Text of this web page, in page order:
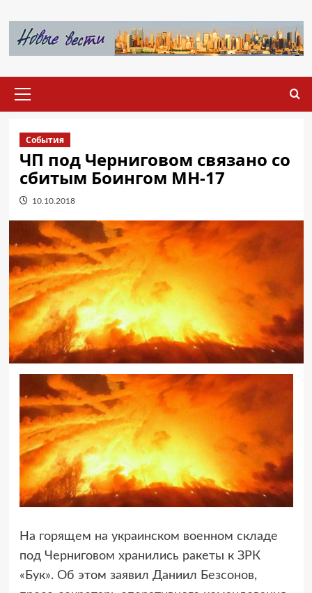
содержимому
меню
События
ЧП под Черниговом связано со
сбитым Боингом MH-17
10.10.2018
На горящем на украинском военном складе
под Черниговом хранились ракеты к ЗРК
«Бук». Об этом заявил Даниил Безсонов,